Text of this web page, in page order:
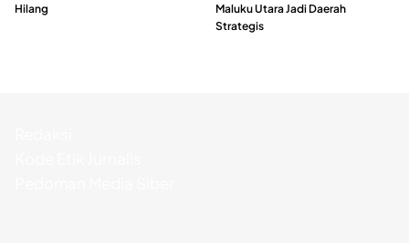
Hilang
Maluku Utara Jadi Daerah
Strategis